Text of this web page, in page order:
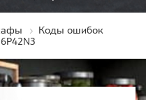
Коды ошибок